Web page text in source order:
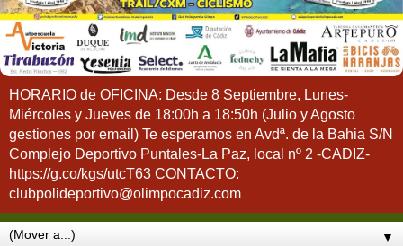
HORARIO de OFICINA: Desde 8 Septiembre, Lunes-
Miércoles y Jueves de 18:00h a 18:50h (Julio y Agosto
gestiones por email) Te esperamos en Avdª. de la Bahia S/N
Complejo Deportivo Puntales-La Paz, local nº 2 -CADIZ-
https://g.co/kgs/utcT63 CONTACTO:
clubpolideportivo@olimpocadiz.com
▼